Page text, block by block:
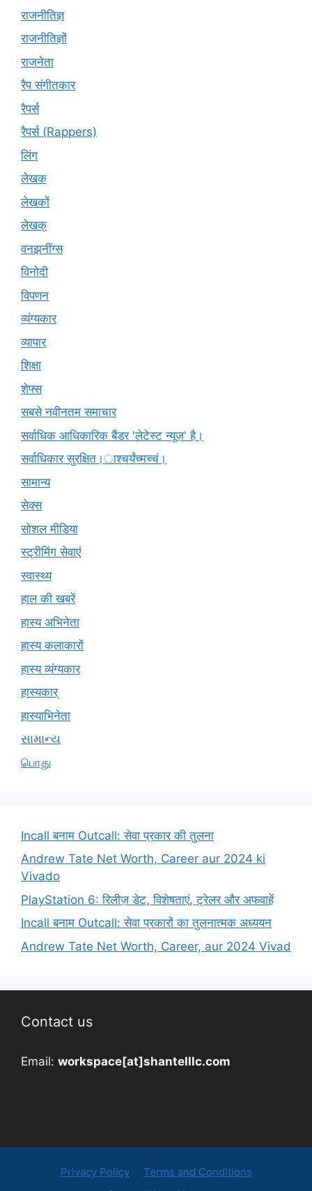
राजनीतिज्ञ
राजनीतिज्ञों
राजनेता
रैप संगीतकार
रैपर्स
रैपर्स (Rappers)
लिंग
लेखक
लेखकों
लेखक्
वनझनींग्स
विनोदी
विपणन
व्यंग्यकार
व्यापार
शिक्षा
शेफ्स
सबसे नवीनतम समाचार
सर्वाधिक आधिकारिक बैंडर 'लेटेस्ट न्यूज़' है।
सर्वाधिकार सुरक्षित।ाश्चर्यंच्मच्चं।
सामान्य
सेक्स
सोशल मीडिया
स्ट्रीमिंग सेवाएं
स्वास्थ्य
हाल की खबरें
हास्य अभिनेता
हास्य कलाकारों
हास्य व्यंग्यकार
हास्यकार्
हास्याभिनेता
સામાન્ય
பொது
Incall बनाम Outcall: सेवा प्रकार की तुलना
Andrew Tate Net Worth, Career aur 2024 ki
Vivado
PlayStation 6: रिलीज़ डेट, विशेषताएं, ट्रेलर और अफवाहें
Incall बनाम Outcall: सेवा प्रकारों का तुलनात्मक अध्ययन
Andrew Tate Net Worth, Career, aur 2024 Vivad
Contact us
Email: workspace[at]shantelllc.com
Privacy Policy
Terms and Conditions